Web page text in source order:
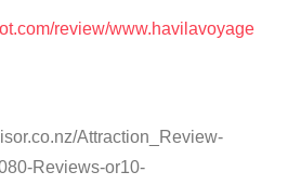
review/www.havilavoyage
Attraction_Review-
Reviews-or10-